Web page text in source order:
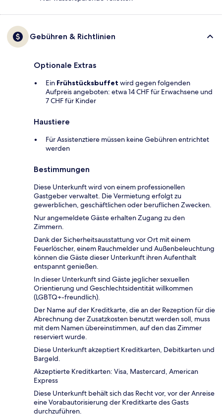
Gebühren & Richtlinien
Optionale Extras
Ein Frühstücksbuffet wird gegen folgenden
Aufpreis angeboten: etwa 14 CHF für Erwachsene und
7 CHF für Kinder
Haustiere
Für Assistenztiere müssen keine Gebühren entrichtet
werden
Bestimmungen
Diese Unterkunft wird von einem professionellen
Gastgeber verwaltet. Die Vermietung erfolgt zu
gewerblichen, geschäftlichen oder beruflichen Zwecken.
Nur angemeldete Gäste erhalten Zugang zu den
Zimmern.
Dank der Sicherheitsausstattung vor Ort mit einem
Feuerlöscher, einem Rauchmelder und Außenbeleuchtung
können die Gäste dieser Unterkunft ihren Aufenthalt
entspannt genießen.
In dieser Unterkunft sind Gäste jeglicher sexuellen
Orientierung und Geschlechtsidentität willkommen
(LGBTQ+-freundlich).
Der Name auf der Kreditkarte, die an der Rezeption für die
Abrechnung der Zusatzkosten benutzt werden soll, muss
mit dem Namen übereinstimmen, auf den das Zimmer
reserviert wurde.
Diese Unterkunft akzeptiert Kreditkarten, Debitkarten und
Bargeld.
Akzeptierte Kreditkarten: Visa, Mastercard, American
Express
Diese Unterkunft behält sich das Recht vor, vor der Anreise
eine Vorabautorisierung der Kreditkarte des Gasts
durchzuführen.